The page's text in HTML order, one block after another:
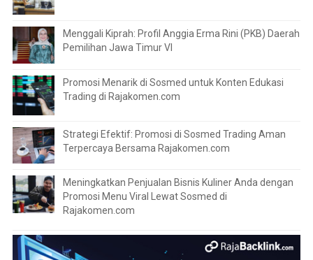
Menggali Kiprah: Profil Anggia Erma Rini (PKB) Daerah
Pemilihan Jawa Timur VI
Promosi Menarik di Sosmed untuk Konten Edukasi
Trading di Rajakomen.com
Strategi Efektif: Promosi di Sosmed Trading Aman
Terpercaya Bersama Rajakomen.com
Meningkatkan Penjualan Bisnis Kuliner Anda dengan
Promosi Menu Viral Lewat Sosmed di
Rajakomen.com